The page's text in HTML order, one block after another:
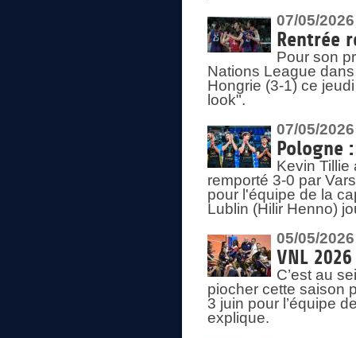
07/05/2026
Rentrée
Pour son
Nations League
Hongrie (3-1) ce
look".
07/05/2026
Pologne
Kevin Tillie
remporté 3-0 par
pour l'équipe de la
Lublin (Hilir Henno)
05/05/2026
VNL
C’est au
piocher cette saison
3 juin pour l’équipe
explique.